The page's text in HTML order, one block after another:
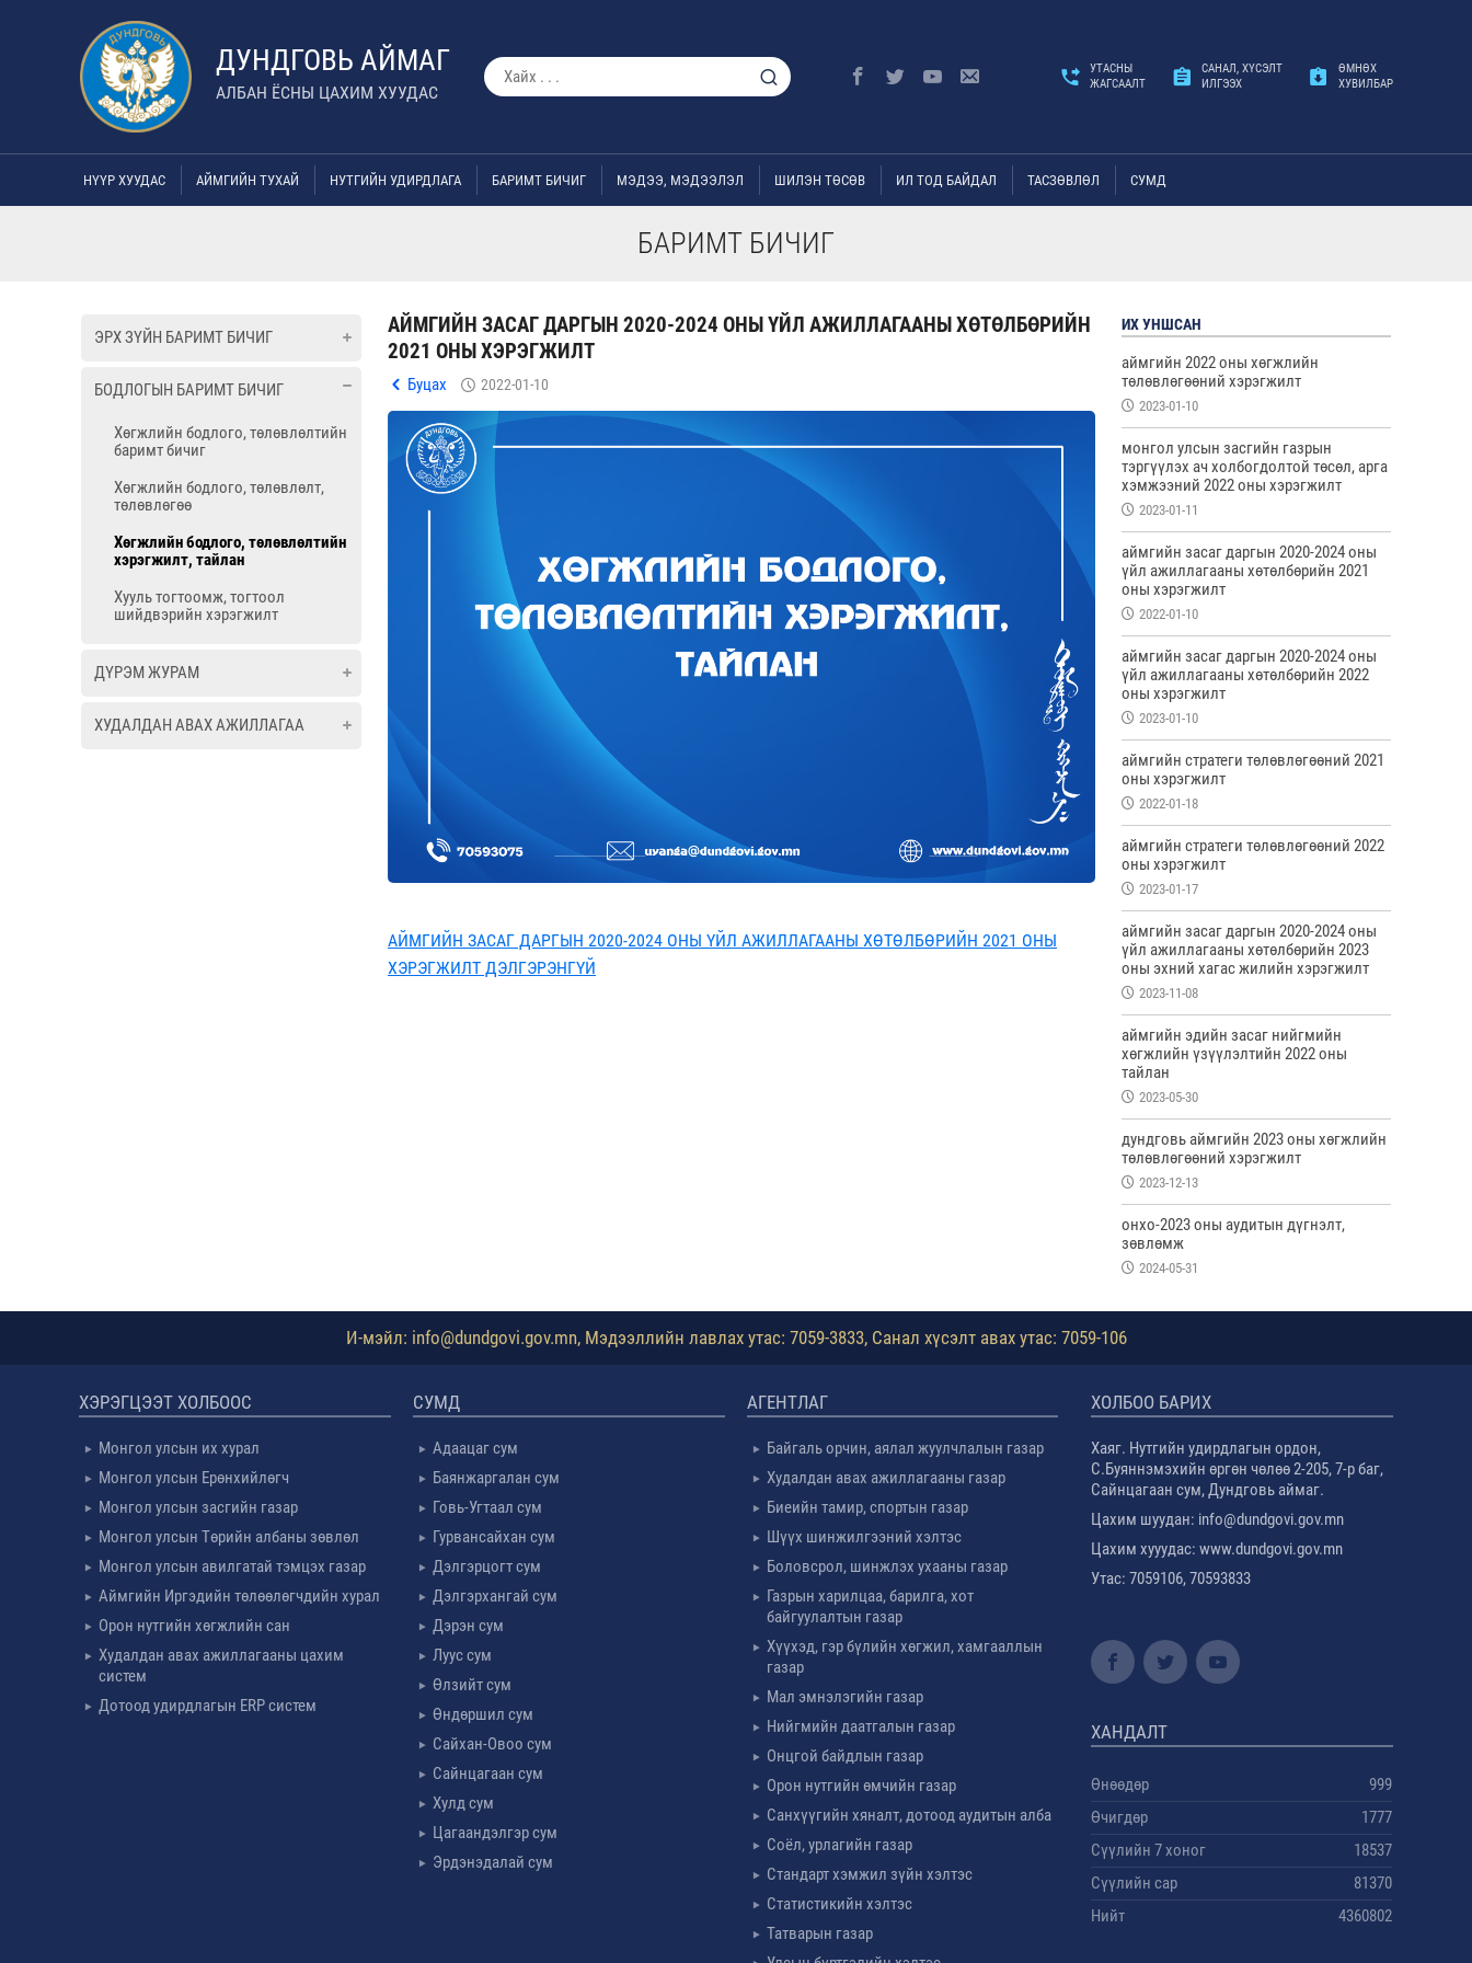
ДУНДГОВЬ АЙМАГ
АЛБАН ЁСНЫ ЦАХИМ ХУУДАС
УТАСНЫ
ЖАГСААЛТ
САНАЛ, ХҮСЭЛТ
ИЛГЭЭХ
ӨМНӨХ
ХУВИЛБАР
НҮҮР ХУУДАС АЙМГИЙН ТУХАЙ НУТГИЙН УДИРДЛАГА БАРИМТ БИЧИГ МЭДЭЭ, МЭДЭЭЛЭЛ ШИЛЭН ТӨСӨВ ИЛ ТОД БАЙДАЛ ТАСЗӨВЛӨЛ СУМД
БАРИМТ БИЧИГ
ЭРХ ЗҮЙН БАРИМТ БИЧИГ
БОДЛОГЫН БАРИМТ БИЧИГ
Хөгжлийн бодлого, төлөвлөлтийн
баримт бичиг
Хөгжлийн бодлого, төлөвлөлт,
төлөвлөгөө
Хөгжлийн бодлого, төлөвлөлтийн
хэрэгжилт, тайлан
Хууль тогтоомж, тогтоол
шийдвэрийн хэрэгжилт
ДҮРЭМ ЖУРАМ
ХУДАЛДАН АВАХ АЖИЛЛАГАА
АЙМГИЙН ЗАСАГ ДАРГЫН 2020-2024 ОНЫ ҮЙЛ АЖИЛЛАГААНЫ ХӨТӨЛБӨРИЙН
2021 ОНЫ ХЭРЭГЖИЛТ
Буцах 2022-01-10
АЙМГИЙН ЗАСАГ ДАРГЫН 2020-2024 ОНЫ ҮЙЛ АЖИЛЛАГААНЫ ХӨТӨЛБӨРИЙН 2021 ОНЫ
ХЭРЭГЖИЛТ ДЭЛГЭРЭНГҮЙ
ИХ УНШСАН
аймгийн 2022 оны хөгжлийн
төлөвлөгөөний хэрэгжилт
2023-01-10
монгол улсын засгийн газрын
тэргүүлэх ач холбогдолтой төсөл, арга
хэмжээний 2022 оны хэрэгжилт
2023-01-11
аймгийн засаг даргын 2020-2024 оны
үйл ажиллагааны хөтөлбөрийн 2021
оны хэрэгжилт
2022-01-10
аймгийн засаг даргын 2020-2024 оны
үйл ажиллагааны хөтөлбөрийн 2022
оны хэрэгжилт
2023-01-10
аймгийн стратеги төлөвлөгөөний 2021
оны хэрэгжилт
2022-01-18
аймгийн стратеги төлөвлөгөөний 2022
оны хэрэгжилт
2023-01-17
аймгийн засаг даргын 2020-2024 оны
үйл ажиллагааны хөтөлбөрийн 2023
оны эхний хагас жилийн хэрэгжилт
2023-11-08
аймгийн эдийн засаг нийгмийн
хөгжлийн үзүүлэлтийн 2022 оны
тайлан
2023-05-30
дундговь аймгийн 2023 оны хөгжлийн
төлөвлөгөөний хэрэгжилт
2023-12-13
онхо-2023 оны аудитын дүгнэлт,
зөвлөмж
2024-05-31
И-мэйл: info@dundgovi.gov.mn, Мэдээллийн лавлах утас: 7059-3833, Санал хүсэлт авах утас: 7059-106
ХЭРЭГЦЭЭТ ХОЛБООС
Монгол улсын их хурал
Монгол улсын Ерөнхийлөгч
Монгол улсын засгийн газар
Монгол улсын Төрийн албаны зөвлөл
Монгол улсын авилгатай тэмцэх газар
Аймгийн Иргэдийн төлөөлөгчдийн хурал
Орон нутгийн хөгжлийн сан
Худалдан авах ажиллагааны цахим
систем
Дотоод удирдлагын ERP систем
СУМД
Адаацаг сум
Баянжаргалан сум
Говь-Угтаал сум
Гурвансайхан сум
Дэлгэрцогт сум
Дэлгэрхангай сум
Дэрэн сум
Луус сум
Өлзийт сум
Өндөршил сум
Сайхан-Овоо сум
Сайнцагаан сум
Хулд сум
Цагаандэлгэр сум
Эрдэнэдалай сум
АГЕНТЛАГ
Байгаль орчин, аялал жуулчлалын газар
Худалдан авах ажиллагааны газар
Биеийн тамир, спортын газар
Шүүх шинжилгээний хэлтэс
Боловсрол, шинжлэх ухааны газар
Газрын харилцаа, барилга, хот
байгуулалтын газар
Хүүхэд, гэр бүлийн хөгжил, хамгааллын
газар
Мал эмнэлэгийн газар
Нийгмийн даатгалын газар
Онцгой байдлын газар
Орон нутгийн өмчийн газар
Санхүүгийн хяналт, дотоод аудитын алба
Соёл, урлагийн газар
Стандарт хэмжил зүйн хэлтэс
Статистикийн хэлтэс
Татварын газар
ХОЛБОО БАРИХ
Хаяг. Нутгийн удирдлагын ордон,
С.Буяннэмэхийн өргөн чөлөө 2-205, 7-р баг,
Сайнцагаан сум, Дундговь аймаг.
Цахим шуудан: info@dundgovi.gov.mn
Цахим хууудас: www.dundgovi.gov.mn
Утас: 7059106, 70593833
ХАНДАЛТ
Өнөөдөр
999
Өчигдөр
1777
Сүүлийн 7 хоног
18537
Сүүлийн сар
81370
Нийт
4360802